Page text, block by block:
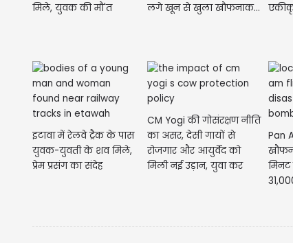
मिले, युवक की मौ'त
लगे खून से खुला खौफनाक...
इटावा में रेलवे ट्रैक के पास
युवक-युवती के शव मिले,
प्रेम प्रसंग का संदेह
CM Yogi की गोसंरक्षण नीति
का असर, देसी गायों से
रोजगार और आयुर्वेद को
मिली नई उड़ान, युवा कर
Pan
मिनट